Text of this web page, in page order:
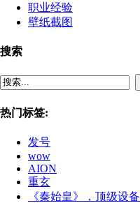
职业经验
壁纸截图
搜索
热门标签:
发号
wow
AION
重玄
《秦始皇》，顶级设备